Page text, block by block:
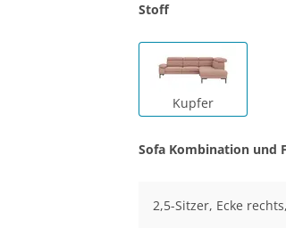
Stoff
Kupfer
Sofa Kombination und
2,5-Sitzer, Ecke